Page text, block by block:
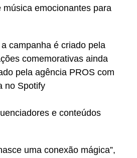
emocionantes para
campanha é criado pela
comemorativas ainda
pela agência PROS com
no Spotify
e conteúdos
uma conexão mágica”,